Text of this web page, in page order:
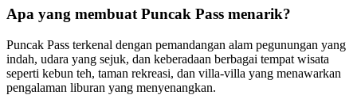
Apa yang membuat Puncak Pass menarik?
Puncak Pass terkenal dengan pemandangan alam pegunungan yang
indah, udara yang sejuk, dan keberadaan berbagai tempat wisata
seperti kebun teh, taman rekreasi, dan villa-villa yang menawarkan
pengalaman liburan yang menyenangkan.